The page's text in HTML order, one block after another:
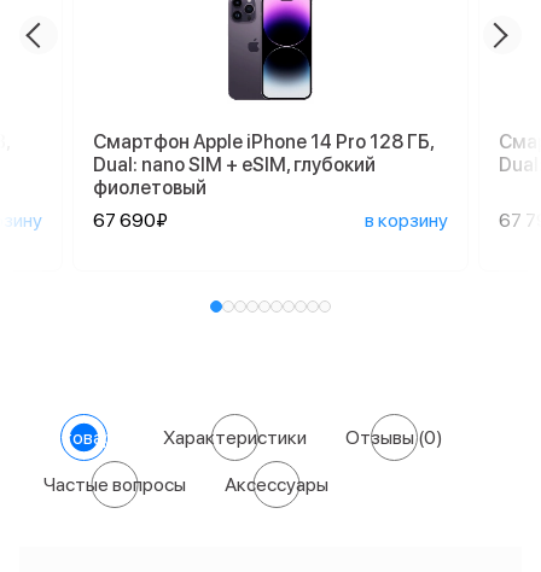
Смартфон Apple iPhone 14 Pro 128 ГБ,
Dual: nano SIM + eSIM, глубокий
фиолетовый
67 690₽
в корзину 67
О товаре Характеристики Отзывы(0)
Частые вопросы Аксессуары